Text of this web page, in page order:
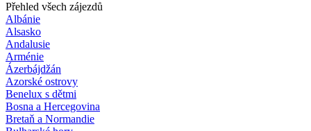
Přehled všech zájezdů
Albánie
Alsasko
Andalusie
Arménie
Ázerbájdžán
Azorské ostrovy
Benelux s dětmi
Bosna a Hercegovina
Bretaň a Normandie